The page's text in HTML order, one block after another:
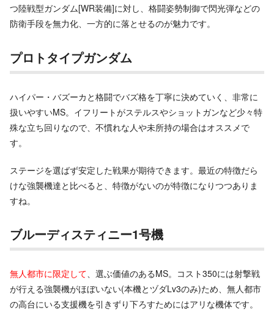
つ陸戦型ガンダム[WR装備]に対し、格闘姿勢制御で閃光弾などの
防衛手段を無力化、一方的に落とせるのが魅力です。
プロトタイプガンダム
ハイパー・バズーカと格闘でバズ格を丁寧に決めていく、非常に
扱いやすいMS。イフリートがステルスやショットガンなど少々特
殊な立ち回りなので、不慣れな人や未所持の場合はオススメで
す。
ステージを選ばず安定した戦果が期待できます。最近の特徴だら
けな強襲機達と比べると、特徴がないのが特徴になりつつありま
すね。
ブルーディスティニー1号機
無人都市に限定して、選ぶ価値のあるMS。コスト350には射撃戦
が行える強襲機がほぼいない(本機とヅダLv3のみ)ため、無人都市
の高台にいる支援機を引きずり下ろすためにはアリな機体です。